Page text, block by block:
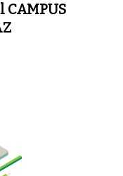
CAMPUS